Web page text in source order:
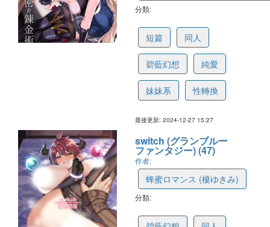
分類:
短篇 同人
碧藍幻想 純愛
妹妹系 性轉換
最後更新: 2024-12-27 15:27
switch (グランブルー
ファンタジー) (47)
作者:
蜂蜜ロマンス (榎ゆきみ)
分類: